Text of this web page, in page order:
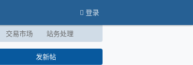
登录
交易市场 站务处理
发新帖